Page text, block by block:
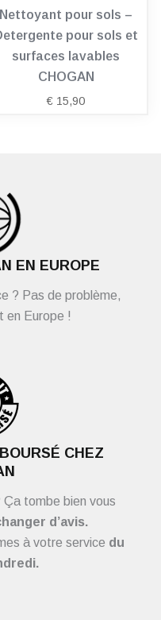
Nettoyant pour sols –
pour sols et
surfaces lavables
CHOGAN
€ 15,90
EN EUROPE
? Pas de problème,
en Europe !
CHEZ
Ça tombe bien vous
d’avis.
à votre service du